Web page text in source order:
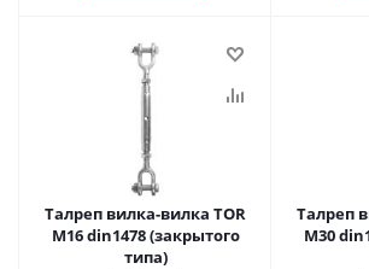
Талреп вилка-вилка TOR
М16 din1478 (закрытого
типа)
Талреп
М30